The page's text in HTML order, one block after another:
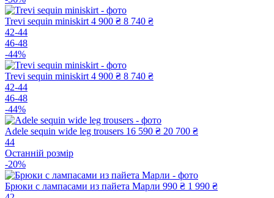
Trevi sequin miniskirt 4 900 ₴ 8 740 ₴
42-44
46-48
-44%
Trevi sequin miniskirt 4 900 ₴ 8 740 ₴
42-44
46-48
-44%
Adele sequin wide leg trousers 16 590 ₴ 20 700 ₴
44
Останній розмір
-20%
Брюки с лампасами из пайета Марли 990 ₴ 1 990 ₴